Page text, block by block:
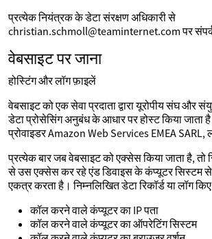
प्रत्येक नियंत्रक के डेटा संरक्षण अधिकारी से
christian.schmoll@teaminternet.com पर
वेबसाइट पर जाना
होस्टिंग और लॉग फ़ाइलें
वेबसाइट को एक सेवा प्रदाता द्वारा यूरोपीय संघ और
डेटा प्रोसेसिंग अनुबंध के आधार पर होस्ट किया जाता
प्रोवाइडर Amazon Web Services EMEA SARL,
प्रत्येक बार जब वेबसाइट को एक्सेस किया जाता है,
से उस एक्सेस कर रहे एंड डिवाइस के कंप्यूटर सिस्टम
एकत्र करता है। निम्नलिखित डेटा रिकॉर्ड या लॉग
कॉल करने वाले कंप्यूटर का IP पता
कॉल करने वाले कंप्यूटर का ऑपरेटिंग सिस्टम